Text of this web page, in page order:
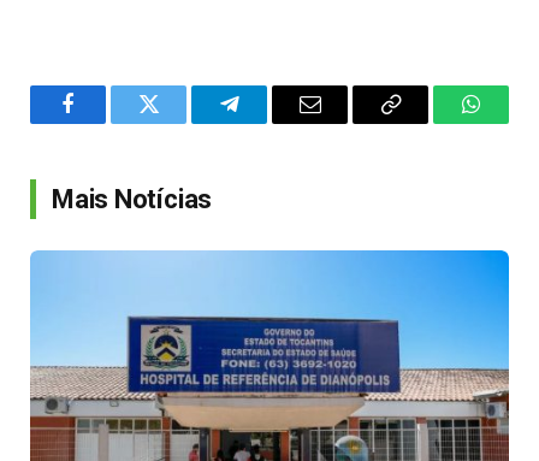
FacebookTwitter TelegramEmail
Copy
Mais Notícias